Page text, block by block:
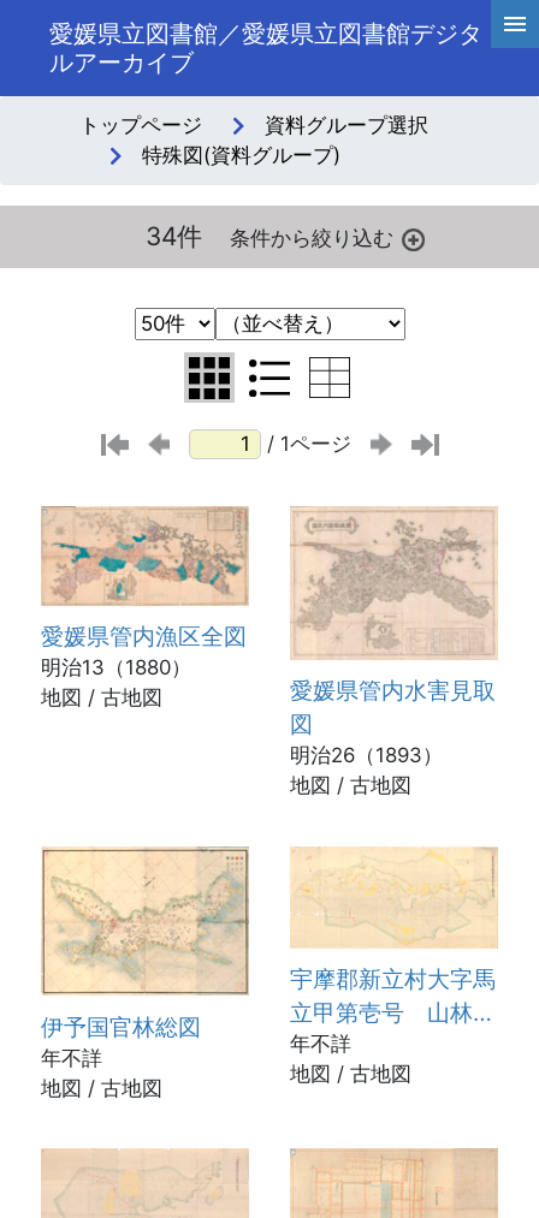
愛媛県立図書館／愛媛県立図書館デジタ
ルアーカイブ
トップページ
資料グループ選択
特殊図(資料グループ)
34件
/ 1ページ
愛媛県管内漁区全図
明治13（1880）
地図 / 古地図
愛媛県管内水害見取
図
明治26（1893）
地図 / 古地図
伊予国官林総図
年不詳
地図 / 古地図
宇摩郡新立村大字馬
立甲第壱号 山林切
図
年不詳
地図 / 古地図